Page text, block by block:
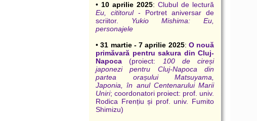
• 10 aprilie 2025: Clubul de lectură
Eu, cititorul- Portret aniversar de
scriitor. Yukio Mishima: Eu,
personajele
•31 martie - 7 aprilie 2025: O nouă
primăvară pentru sakura din Cluj-
Napoca (proiect:
100 de cireși
japonezi pentru Cluj-Napoca din
partea orașului Matsuyama,
Japonia, în anul Centenarului Marii
Uniri; coordonatori proiect: prof. univ.
Rodica Frențiu și prof. univ. Fumito
Shimizu)